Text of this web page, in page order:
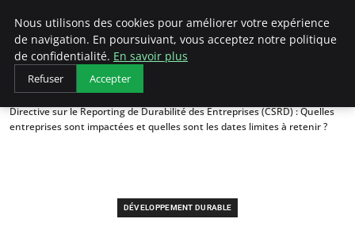
Arcticclimateemergency
Accueil
Développement durable
Directive sur le Reporting de Durabilité des Entreprises (CSRD) : Quelles
entreprises sont impactées et quelles sont les dates limites à retenir ?
DÉVELOPPEMENT DURABLE
Nous utilisons des cookies pour améliorer votre expérience
de navigation. En poursuivant, vous acceptez notre politique
de confidentialité. En savoir plus
Refuser Accepter